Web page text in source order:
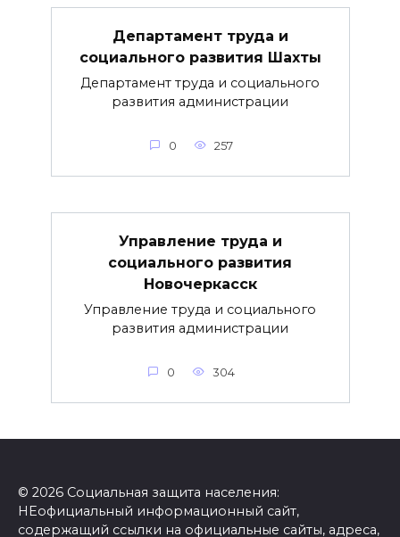
Департамент труда и
социального развития Шахты
Департамент труда и социального
развития администрации
0 257
Управление труда и
социального развития
Новочеркасск
Управление труда и социального
развития администрации
0 304
© 2026 Социальная защита населения:
НЕофициальный информационный сайт,
содержащий ссылки на официальные сайты, адреса,